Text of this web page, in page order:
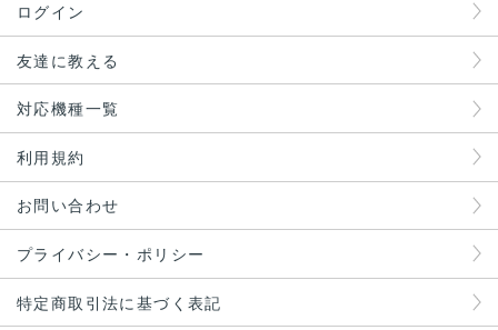
ログイン
友達に教える
対応機種一覧
利用規約
お問い合わせ
プライバシー・ポリシー
特定商取引法に基づく表記